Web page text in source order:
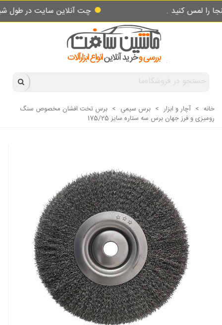
کنید . چت آنلاین سایت در طول شبانه
خانه > آچار و ابزار > برس سیمی > برس تخت افشان مخصوص سنگ
رومیزی و فرز جهان برس سه ستاره سایز 175/25